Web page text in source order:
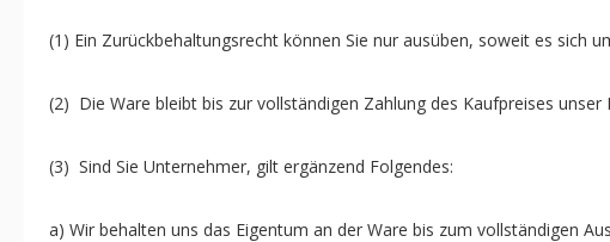
(1) Ein Zurückbehaltungsrecht können Sie nur ausüben, soweit es sich
(2) Die Ware bleibt bis zur vollständigen Zahlung des Kaufpreises unser
(3) Sind Sie Unternehmer, gilt ergänzend Folgendes:
a) Wir behalten uns das Eigentum an der Ware bis zum vollständigen